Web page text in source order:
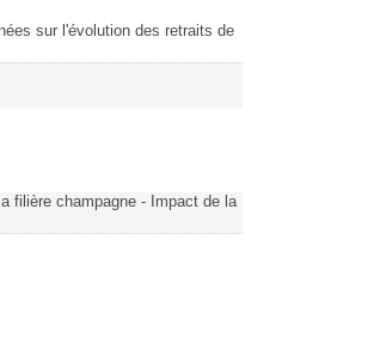
sur l'évolution des retraits de
filière champagne - Impact de la